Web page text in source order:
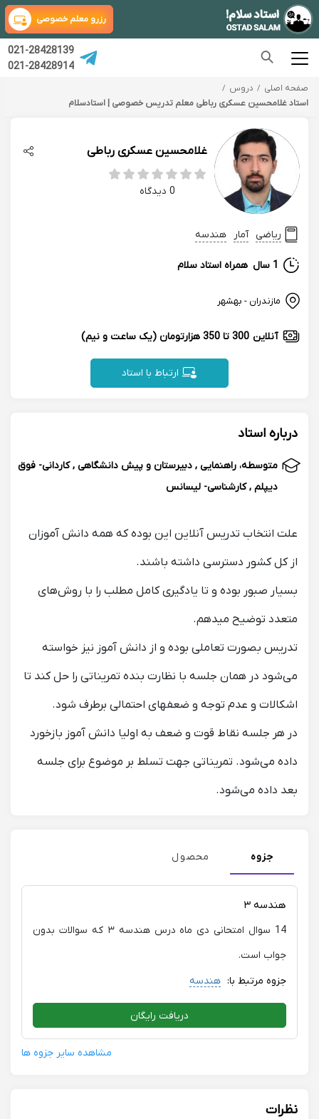
رزرو معلم خصوصی
021-28428139
021-28428914
صفحه اصلی
دروس
استاد غلامحسین عسکری رباطی معلم تدریس خصوصی | استادسلام
غلامحسین عسکری رباطی
0 دیدگاه
ریاضی آمار هندسه
1 سال همراه استاد سلام
مازندران - بهشهر
آنلاین 300 تا 350 هزارتومان (یک ساعت و نیم)
ارتباط با استاد
درباره استاد
متوسطه، راهنمایی , دبیرستان و پیش دانشگاهی , کاردانی- فوق
دیپلم , کارشناسی- لیسانس
علت انتخاب تدریس آنلاین این بوده که همه دانش آموزان
از کل کشور دسترسی داشته باشند.
بسیار صبور بوده و تا یادگیری کامل مطلب را با روش‌های
متعدد توضیح میدهم.
تدریس بصورت تعاملی بوده و از دانش آموز نیز خواسته
می‌شود در همان جلسه با نظارت بنده تمریناتی را حل کند تا
اشکالات و عدم توجه و ضعفهای احتمالی برطرف شود.
در هر جلسه نقاط قوت و ضعف به اولیا دانش آموز بازخورد
داده می‌شود. تمریناتی جهت تسلط بر موضوع برای جلسه
بعد داده می‌شود.
جزوه محصول
هندسه ۳
14 سوال امتحانی دی ماه درس هندسه ۳ که سوالات بدون
جواب است.
جزوه مرتبط با: هندسه
دریافت رایگان
مشاهده سایر جزوه ها
نظرات